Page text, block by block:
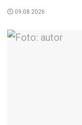
09.08.2026